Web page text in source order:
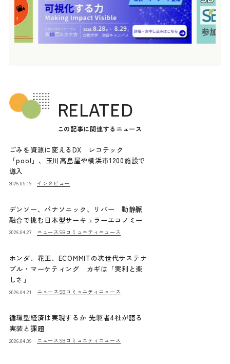
RELATED
この記事に関連するニュース
ごみを資源に変えるDX レコテック
「pool」、玉川高島屋や横浜市1200施設で
導入
2026.05.19 インタビュー
デンソー、パナソニック、リバー 動静脈
融合で挑む日本型サーキュラーエコノミー
2026.04.27 ニュース SBコミュニティニュース
ホンダ、花王、ECOMMITの次世代サステナ
ブル・マーケティング カギは「実利と楽
しさ」
2026.04.21 ニュース SBコミュニティニュース
循環型経済は実現するか 先駆者4社が語る
実装と課題
2026.04.09 ニュース SBコミュニティニュース